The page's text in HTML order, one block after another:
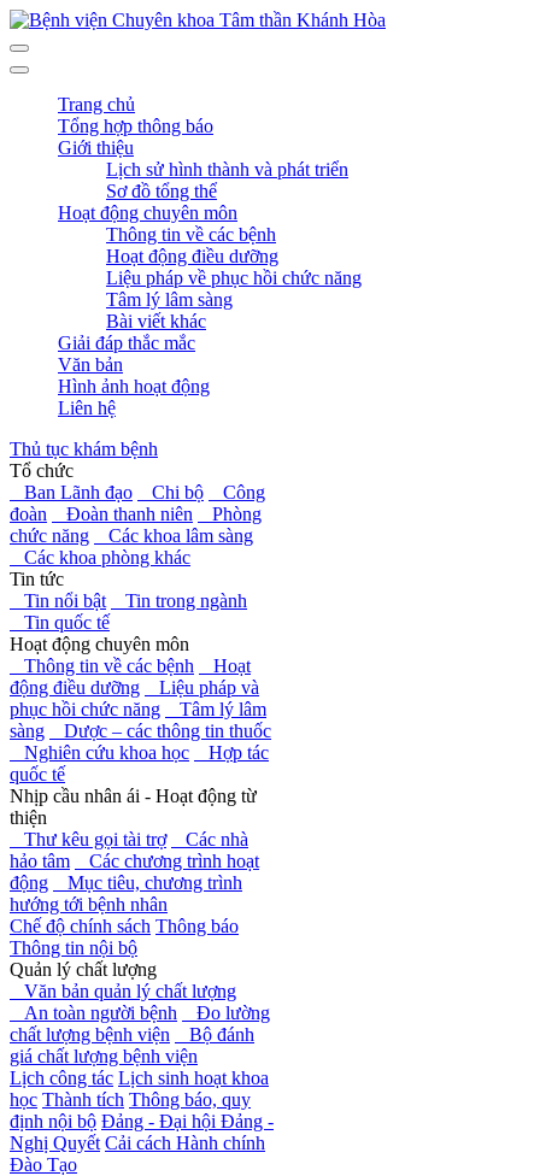
Trang chủ
Tổng hợp thông báo
Giới thiệu
Lịch sử hình thành và phát triển
Sơ đồ tổng thể
Hoạt động chuyên môn
Thông tin về các bệnh
Hoạt động điều dưỡng
Liệu pháp về phục hồi chức năng
Tâm lý lâm sàng
Bài viết khác
Giải đáp thắc mắc
Văn bản
Hình ảnh hoạt động
Liên hệ
Thủ tục khám bệnh
Tổ chức
Ban Lãnh đạo
Chi bộ
Công
đoàn
Đoàn thanh niên
Phòng
chức năng
Các khoa lâm sàng
Các khoa phòng khác
Tin tức
Tin nổi bật
Tin trong ngành
Tin quốc tế
Hoạt động chuyên môn
Thông tin về các bệnh
Hoạt
động điều dưỡng
Liệu pháp và
phục hồi chức năng
Tâm lý lâm
sàng
Dược – các thông tin thuốc
Nghiên cứu khoa học
Hợp tác
quốc tế
Nhịp cầu nhân ái - Hoạt động từ
thiện
Thư kêu gọi tài trợ
Các nhà
hảo tâm
Các chương trình hoạt
động
Mục tiêu, chương trình
hướng tới bệnh nhân
Chế độ chính sách Thông báo
Thông tin nội bộ
Quản lý chất lượng
Văn bản quản lý chất lượng
An toàn người bệnh
Đo lường
chất lượng bệnh viện
Bộ đánh
giá chất lượng bệnh viện
Lịch công tác Lịch sinh hoạt khoa
học Thành tích Thông báo, quy
định nội bộ Đảng - Đại hội Đảng -
Nghị Quyết Cải cách Hành chính
Đào Tạo